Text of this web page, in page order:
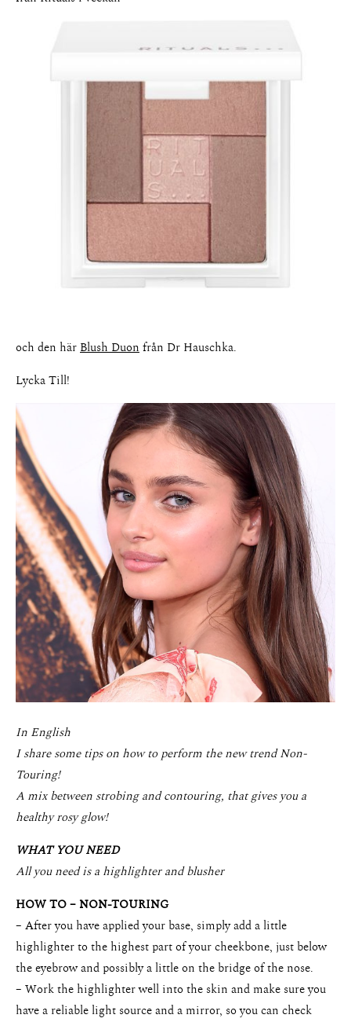
och den härBlush Duonfrån Dr Hauschka.
Lycka Till!
In English
I share some tips on how to perform the new trend Non-
Touring!
A mix between strobing and contouring, that gives you a
healthy rosy glow!
WHAT YOU NEED
All you need is a highlighter and blusher
HOW TO – NON-TOURING
– After you have applied your base, simply add a little
highlighter to the highest part of your cheekbone, just below
the eyebrow and possibly a little on the bridge of the nose.
– Work the highlighter well into the skin and make sure you
have a reliable light source and a mirror, so you can check